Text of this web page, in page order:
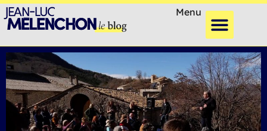
Menu